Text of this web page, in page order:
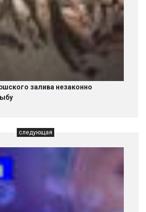
залива незаконно
следующая